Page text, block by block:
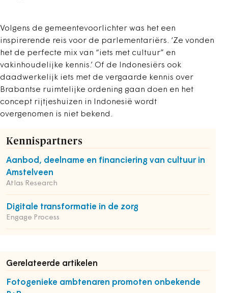
Volgens de gemeentevoorlichter was het een
inspirerende reis voor de parlementariërs. ‘Ze vonden
het de perfecte mix van “iets met cultuur” en
vakinhoudelijke kennis.’ Of de Indonesiërs ook
daadwerkelijk iets met de vergaarde kennis over
Brabantse ruimtelijke ordening gaan doen en het
concept rijtjeshuizen in Indonesië wordt
overgenomen is niet bekend.
Kennispartners
Aanbod, deelname en financiering van cultuur in
Amstelveen
Atlas Research
Digitale transformatie in de zorg
Engage Process
Gerelateerde artikelen
Fotogenieke ambtenaren promoten onbekende